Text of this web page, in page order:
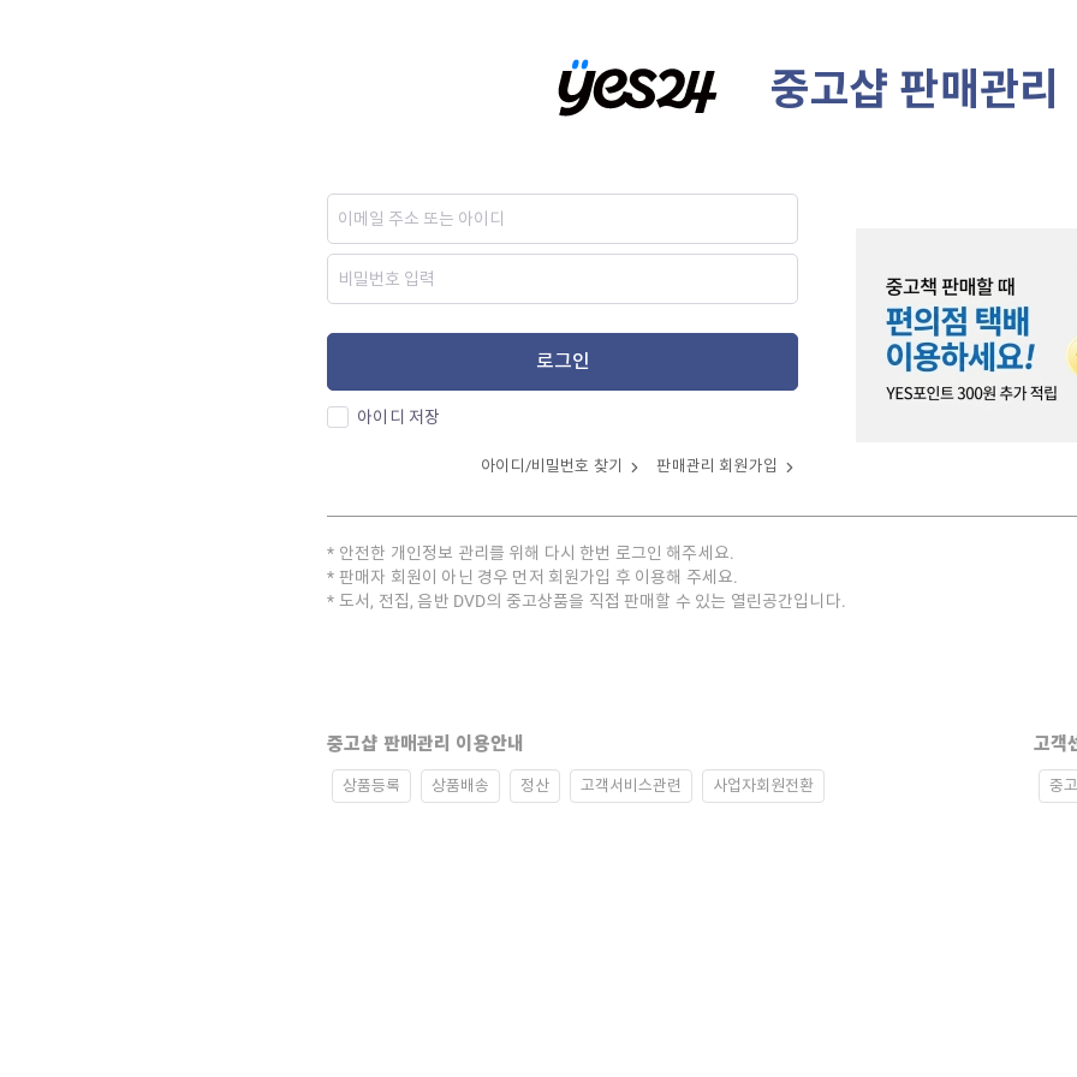
중고샵 판매관리
로그인
아이디 저장
아이디/비밀번호 찾기 판매관리 회원가입
안전한 개인정보 관리를 위해 다시 한번 로그인 해주세요.
판매자 회원이 아닌 경우 먼저 회원가입 후 이용해 주세요.
도서, 전집, 음반 DVD의 중고상품을 직접 판매할 수 있는 열린공간입니다.
중고샵 판매관리 이용안내
상품등록 상품배송 정산 고객서비스관련 사업자회원전환
고객
중